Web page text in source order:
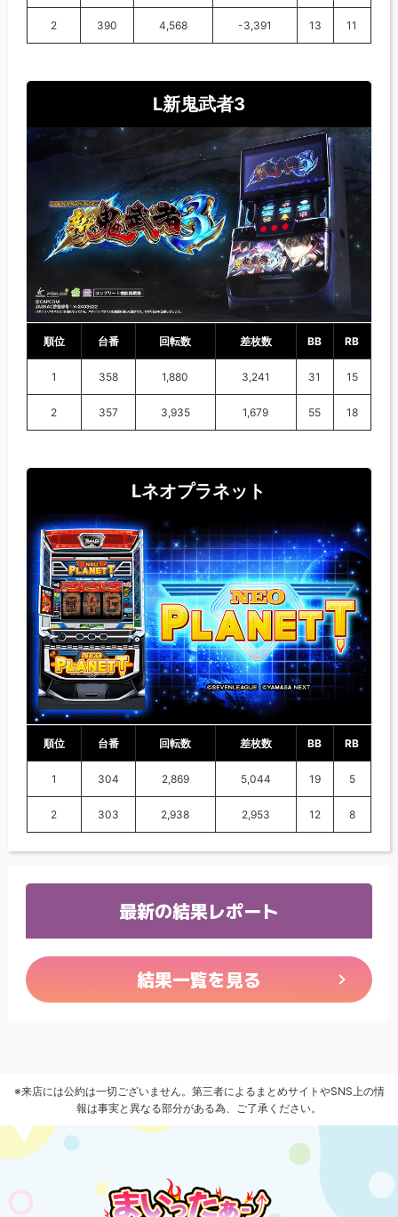
2 390 4,568 -3,391 13 11
L新鬼武者3
順位 台番 回転数 差枚数 BB RB
1 358 1,880 3,241 31 15
2 357 3,935 1,679 55 18
Lネオプラネット
順位 台番 回転数 差枚数 BB RB
1 304 2,869 5,044 19 5
2 303 2,938 2,953 12 8
最新の結果レポート
結果一覧を見る
※来店には公約は一切ございません。第三者によるまとめサイトやSNS上の情
報は事実と異なる部分がある為、ご了承ください。